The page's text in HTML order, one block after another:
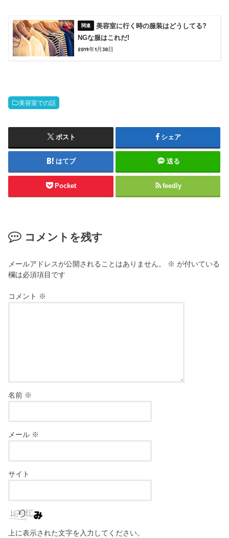
美容室に行く時の服装はどうしてる?
NGな服はこれだ!
2019年1月30日
美容室での話
ポスト シェア
はてブ 送る
Pocket feedly
コメントを残す
メールアドレスが公開されることはありません。 ※ が付いている
欄は必須項目です
コメント ※
名前 ※
メール ※
サイト
上に表示された文字を入力してください。